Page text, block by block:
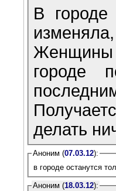
В городе
Женщины
городе
делать
Аноним (07.03.12):
в городе останутся
Аноним (18.03.12):